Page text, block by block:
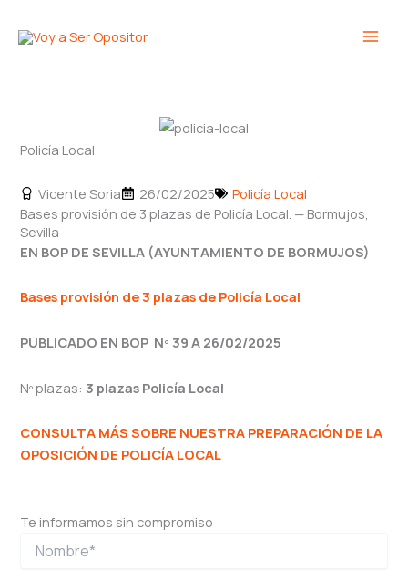
Policía Local
Vicente Soria 26/02/2025
Policía Local
Bases provisión de 3 plazas de Policía Local. — Bormujos,
Sevilla
EN BOP DE SEVILLA (AYUNTAMIENTO DE BORMUJOS)
Bases provisión de3 plazas de Policía Local
PUBLICADO EN BOP Nº 39 A 26/02/2025
Nº plazas: 3 plazas Policía Local
CONSULTA MÁS SOBRE NUESTRA PREPARACIÓN DE LA
OPOSICIÓN DE POLICÍA LOCAL
Te informamos sin compromiso